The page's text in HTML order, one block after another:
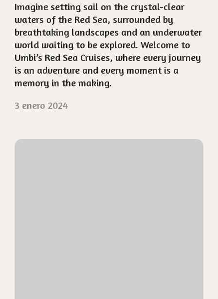
Imagine setting sail on the crystal-clear
waters of the Red Sea, surrounded by
breathtaking landscapes and an underwater
world waiting to be explored. Welcome to
Umbi’s Red Sea Cruises, where every journey
is an adventure and every moment is a
memory in the making.
3 enero 2024